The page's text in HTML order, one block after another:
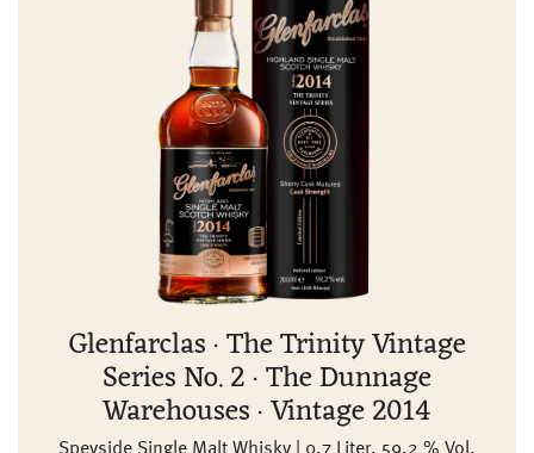
Glenfarclas · The Trinity Vintage
Series No. 2 · The Dunnage
Warehouses · Vintage 2014